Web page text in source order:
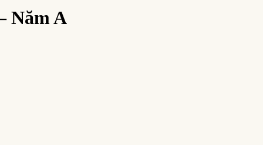
Năm A